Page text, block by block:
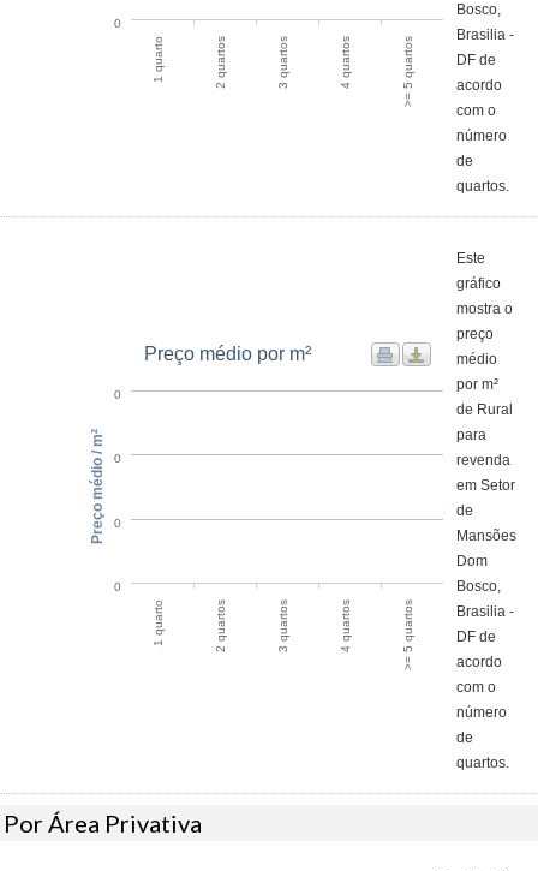
1 quarto 2 quartos 3 quartos 4 quartos >= 5 quartos
0
Bosco,
Brasilia -
DF de
acordo
com o
número
de
quartos.
Preço médio por m²
1 quarto 2 quartos 3 quartos 4 quartos >= 5 quartos
0
0
0
0
Preço médio / m²
Este
gráfico
mostra o
preço
médio
por m²
de Rural
para
revenda
em Setor
de
Mansões
Dom
Bosco,
Brasilia -
DF de
acordo
com o
número
de
quartos.
Por Área Privativa